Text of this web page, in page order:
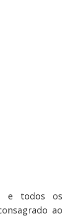
e todos os
ao